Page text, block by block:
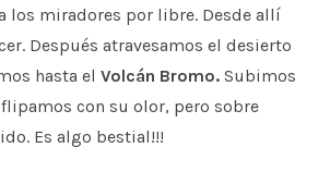
los miradores por libre. Desde allí
Después atravesamos el desierto
hasta el Volcán Bromo. Subimos
con su olor, pero sobre
Es algo bestial!!!